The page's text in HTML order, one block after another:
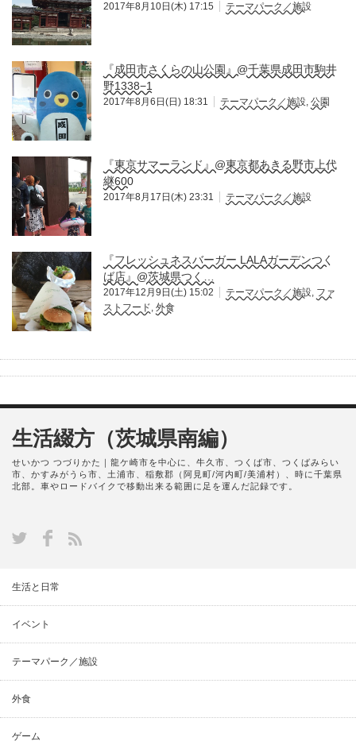
2017年8月10日(木) 17:15 テーマパーク／施設
『成田市さくらの山公園』@千葉県成田市駒井
野1338−1
2017年8月6日(日) 18:31 テーマパーク／施設, 公園
『東京サマーランド』@東京都あきる野市上代
継600
2017年8月17日(木) 23:31 テーマパーク／施設
『フレッシュネスバーガー LALAガーデンつく
ば店』@茨城県つく…
2017年12月9日(土) 15:02 テーマパーク／施設, ファ
ストフード, 外食
生活綴方（茨城県南編）
せいかつ つづりかた｜龍ケ崎市を中心に、牛久市、つくば市、つくばみらい
市、かすみがうら市、土浦市、稲敷郡（阿見町/河内町/美浦村）、時に千葉県
北部。車やロードバイクで移動出来る範囲に足を運んだ記録です。
生活と日常
イベント
テーマパーク／施設
外食
ゲーム